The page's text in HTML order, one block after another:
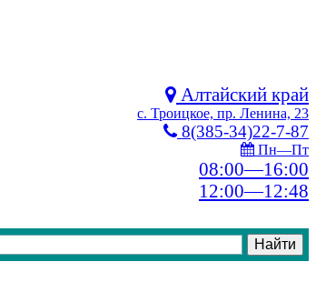
Алтайский край
с. Троицкое, пр. Ленина, 23
8(385-34)22-7-87
Пн—Пт
08:00—16:00
12:00—12:48